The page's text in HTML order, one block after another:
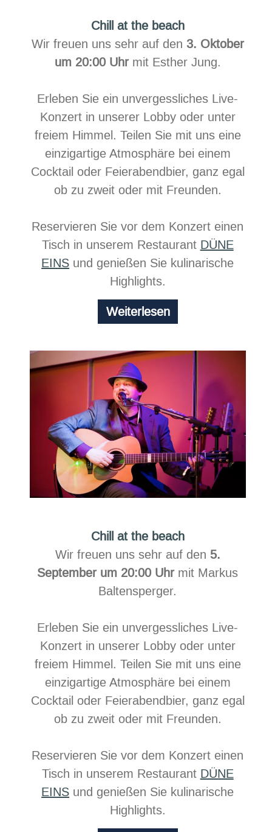
Chill at the beach
Wir freuen uns sehr auf den 3. Oktober
um 20:00 Uhrmit Esther Jung.
Erleben Sie ein unvergessliches Live-
Konzert in unserer Lobby oder unter
freiem Himmel. Teilen Sie mit uns eine
einzigartige Atmosphäre bei einem
Cocktail oder Feierabendbier, ganz egal
ob zu zweit oder mit Freunden.
Reservieren Sie vor dem Konzert einen
Tisch in unserem Restaurant DÜNE
EINS und genießen Sie kulinarische
Highlights.
WeiterlesenChill
at
beach
Chill at the beach
Wir freuen uns sehr auf den 5.
September um 20:00 Uhr mit Markus
Baltensperger.
Erleben Sie ein unvergessliches Live-
Konzert in unserer Lobby oder unter
freiem Himmel. Teilen Sie mit uns eine
einzigartige Atmosphäre bei einem
Cocktail oder Feierabendbier, ganz egal
ob zu zweit oder mit Freunden.
Reservieren Sie vor dem Konzert einen
Tisch in unserem Restaurant DÜNE
EINS und genießen Sie kulinarische
Highlights.